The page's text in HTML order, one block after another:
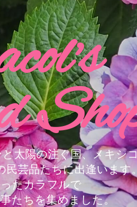
太陽の注ぐ国、メキシ
民芸品たちに出逢います
たカラフルで
たちを集めました。